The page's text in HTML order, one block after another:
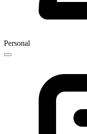
Personal